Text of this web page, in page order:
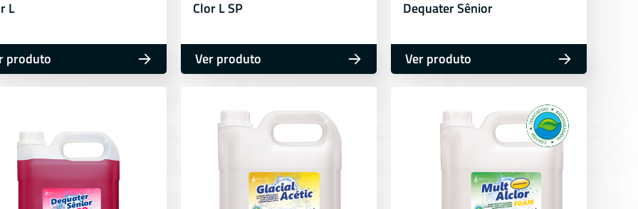
L
produto
Clor L SP
Ver produto
Dequater Sênior
Ver produto